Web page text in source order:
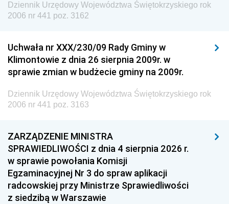
Dziennik Urzędowy Województwa Świętokrzyskiego rok
2006 nr 441 poz. 3162
Uchwała nr XXX/230/09 Rady Gminy w
Klimontowie z dnia 26 sierpnia 2009r. w
sprawie zmian w budżecie gminy na 2009r.
Dziennik Urzędowy Województwa Świętokrzyskiego rok
2006 nr 441 poz. 3163
ZARZĄDZENIE MINISTRA
SPRAWIEDLIWOŚCI z dnia 4 sierpnia 2026 r.
w sprawie powołania Komisji
Egzaminacyjnej Nr 3 do spraw aplikacji
radcowskiej przy Ministrze Sprawiedliwości
z siedzibą w Warszawie